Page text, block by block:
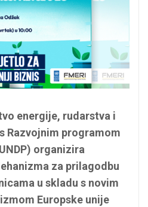
energije, rudarstva i
Razvojnim programom
organizira
za prilagodbu
u skladu s novim
Europske unije